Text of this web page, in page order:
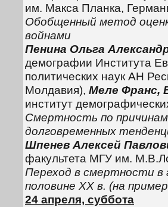
им. Макса Планка,
Обобщенный метод
войнами
Пенина Ольга
демографии Института
политических наук АН
Молдавия), Меле Франс,
институт
Смертность по
долговременных
Шпенев Алексей
факультета МГУ им.
Переход в смертности в
половине XX в. (на
24 апреля, суббота